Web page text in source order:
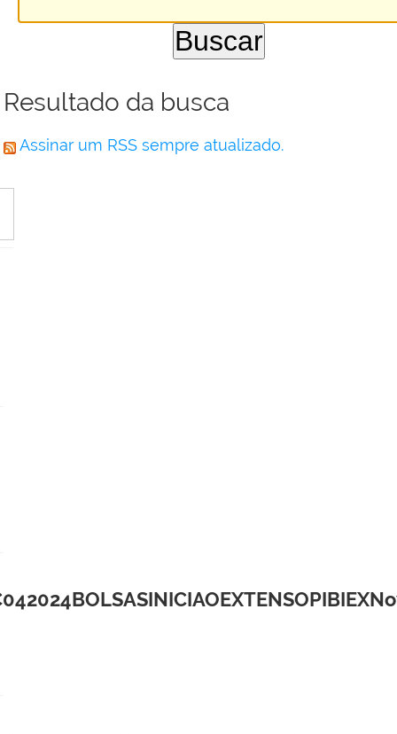
Resultado da busca
Assinar um RSS sempre atualizado.